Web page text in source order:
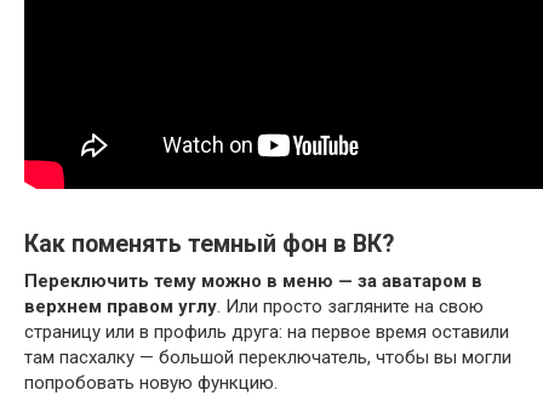
Как поменять темный фон в ВК?
Переключить тему можно в меню — за аватаром в
верхнем правом углу. Или просто загляните на свою
страницу или в профиль друга: на первое время оставили
там пасхалку — большой переключатель, чтобы вы могли
попробовать новую функцию.